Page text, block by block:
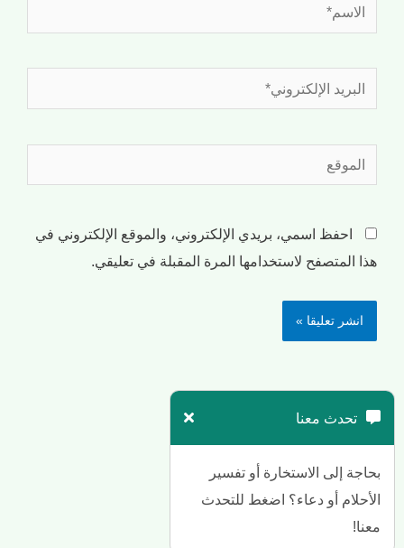
احفظ اسمي، بريدي الإلكتروني، والموقع الإلكتروني في
هذا المتصفح لاستخدامها المرة المقبلة في تعليقي.
تحدث معنا
بحاجة إلى الاستخارة أو تفسير
الأحلام أو دعاء؟ اضغط للتحدث
معنا!